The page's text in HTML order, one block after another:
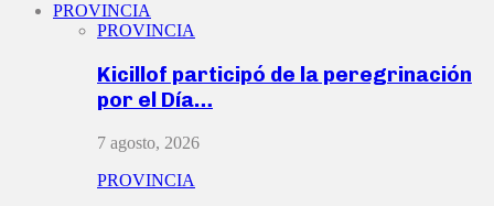
PROVINCIA
PROVINCIA
Kicillof participó de la peregrinación
por el Día…
7 agosto, 2026
PROVINCIA